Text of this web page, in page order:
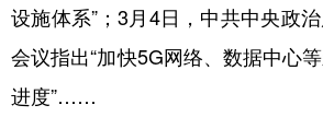
设施体系”；3月4日，中共中央政
会议指出“加快5G网络、数据中心
进度”……